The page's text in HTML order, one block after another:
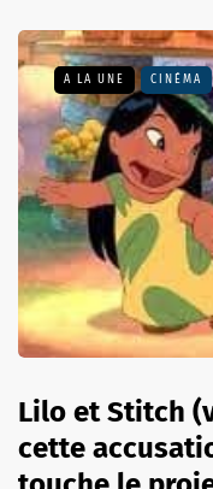
A LA UNE CINÉMA
Lilo et Stitch
cette